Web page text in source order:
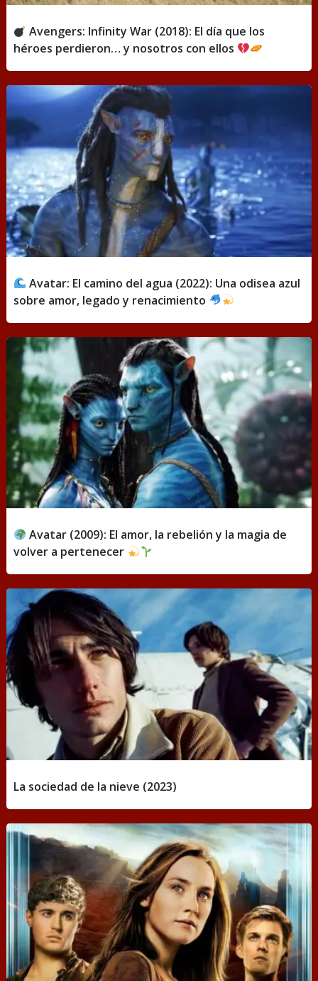
Avengers: Infinity War (2018): El día que los
héroes perdieron… y nosotros con ellos
Avatar: El camino del agua (2022): Una odisea azul
sobre amor, legado y renacimiento
Avatar (2009): El amor, la rebelión y la magia de
volver a pertenecer
La sociedad de la nieve (2023)